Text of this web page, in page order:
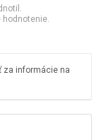
hodnotenie.
za informácie na